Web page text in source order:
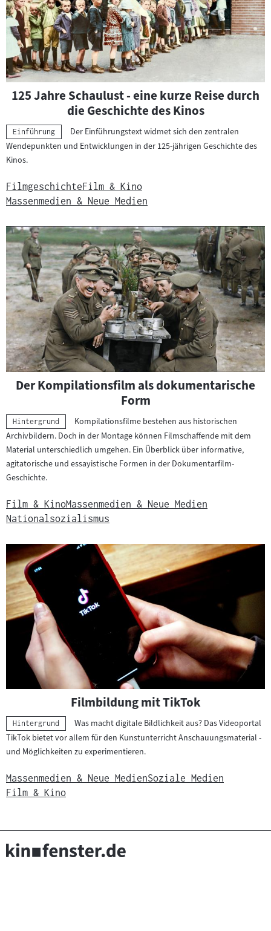
125 Jahre Schaulust - eine kurze Reise durch
die Geschichte des Kinos
Kategorie:
Einführung
Der Einführungstext widmet sich den zentralen
Wendepunkten und Entwicklungen in der 125-jährigen Geschichte des
Kinos.
FilmgeschichteFilm & Kino
Massenmedien & Neue Medien
Der Kompilationsfilm als dokumentarische
Form
Kategorie:
Hintergrund
Kompilationsfilme bestehen aus historischen
Archivbildern. Doch in der Montage können Filmschaffende mit dem
Material unterschiedlich umgehen. Ein Überblick über informative,
agitatorische und essayistische Formen in der Dokumentarfilm-
Geschichte.
Film & KinoMassenmedien & Neue Medien
Nationalsozialismus
Filmbildung mit TikTok
Kategorie:
Hintergrund
Was macht digitale Bildlichkeit aus? Das Videoportal
TikTok bietet vor allem für den Kunstunterricht Anschauungsmaterial -
und Möglichkeiten zu experimentieren.
Massenmedien & Neue MedienSoziale Medien
Film & Kino